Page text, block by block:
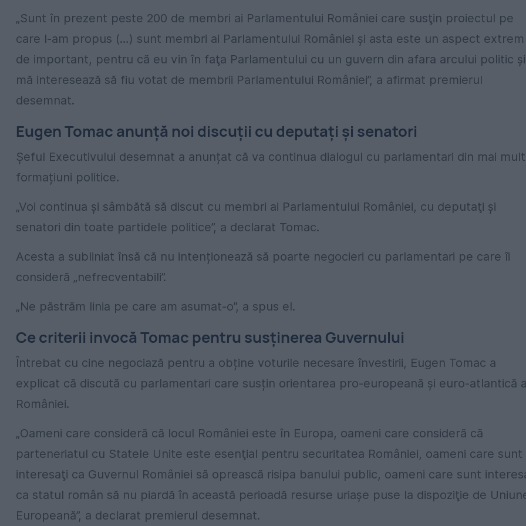
„Sunt în prezent peste 200 de membri ai Parlamentului României care susţin proiectul pe
care l-am propus (…) sunt membri ai Parlamentului României şi asta este un aspect extrem
de important, pentru că eu vin în faţa Parlamentului cu un guvern din afara arcului politic şi
mă interesează să fiu votat de membrii Parlamentului României”, a afirmat premierul
desemnat.
Eugen Tomac anunță noi discuții cu deputați și senatori
Șeful Executivului desemnat a anunțat că va continua dialogul cu parlamentari din mai
formațiuni politice.
„Voi continua şi sâmbătă să discut cu membri ai Parlamentului României, cu deputaţi şi
senatori din toate partidele politice”, a declarat Tomac.
Acesta a subliniat însă că nu intenționează să poarte negocieri cu parlamentari pe care îi
consideră „nefrecventabili”.
„Ne păstrăm linia pe care am asumat-o”, a spus el.
Ce criterii invocă Tomac pentru susținerea Guvernului
Întrebat cu cine negociază pentru a obține voturile necesare învestirii, Eugen Tomac a
explicat că discută cu parlamentari care susțin orientarea pro-europeană și euro-atlantică
României.
„Oameni care consideră că locul României este în Europa, oameni care consideră că
parteneriatul cu Statele Unite este esenţial pentru securitatea României, oameni care sunt
interesaţi ca Guvernul României să oprească risipa banului public, oameni care sunt
ca statul român să nu piardă în această perioadă resurse uriaşe puse la dispoziţie de
Europeană”, a declarat premierul desemnat.